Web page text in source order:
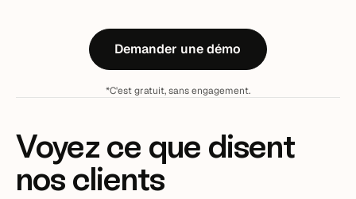
Demander une démo
*C'est gratuit, sans engagement.
Voyez ce que disent
nos clients